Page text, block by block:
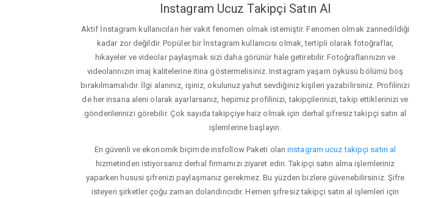
Instagram Ucuz Takipçi Satın Al
Aktif İnstagram kullanıcıları her vakit fenomen olmak istemiştir. Fenomen olmak zannedildiği
kadar zor değildir. Popüler bir İnstagram kullanıcısı olmak, tertipli olarak fotoğraflar,
hikayeler ve videolar paylaşmak sizi daha görünür hale getirebilir. Fotoğraflarınızın ve
videolarınızın imaj kalitelerine itina göstermelisiniz. Instagram yaşam öyküsü bölümü boş
bırakılmamalıdır. İlgi alanınız, işiniz, okulunuz yahut sevdiğiniz kişileri yazabilirsiniz. Profilinizi
de her insana aleni olarak ayarlarsanız, hepimiz profilinizi, takipçilerinizi, takip ettiklerinizi ve
gönderilerinizi görebilir. Çok sayıda takipçiye haiz olmak için derhal şifresiz takipçi satın al
işlemlerine başlayın.
En güvenli ve ekonomik biçimde insfollow Paketi olaninstagram ucuz takipçi satın al
hizmetinden istiyorsanız derhal firmamızı ziyaret edin. Takipçi satın alma işlemleriniz
yaparken hususi şifrenizi paylaşmanız gerekmez. Bu yüzden bizlere güvenebilirsiniz. Şifre
isteyen şirketler çoğu zaman dolandırıcıdır. Hemen şifresiz takipçi satın al işlemleri için